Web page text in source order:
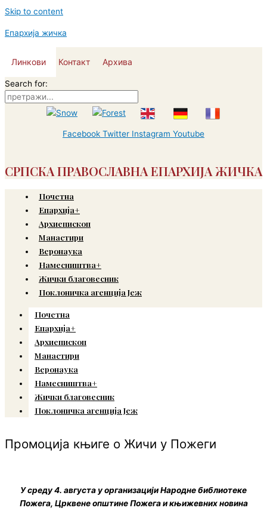
Skip to content
Епархија жичка
Линкови Контакт Архива
Search for:
Facebook Twitter Instagram Youtube
СРПСКА ПРАВОСЛАВНА ЕПАРХИЈА ЖИЧКА
Почетна
Епархија+
Архиепископ
Манастири
Веронаука
Намесништва+
Жички благовесник
Поклоничка агенција Јеж
Почетна
Епархија+
Архиепископ
Манастири
Веронаука
Намесништва+
Жички благовесник
Поклоничка агенција Јеж
Промоција књиге о Жичи у Пожеги
У среду 4. августа у организацији Народне библиотеке
Пожега, Црквене општине Пожега и књижевних новина